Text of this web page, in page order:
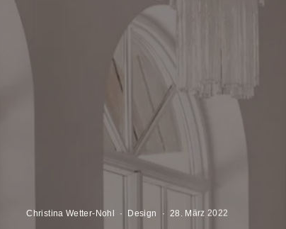
Christina Wetter-Nohl · Design · 28. März 2022